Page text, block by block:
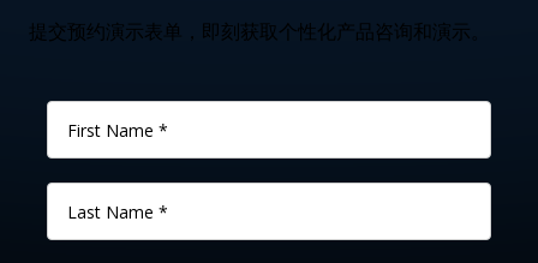
提交预约演示表单，即刻获取个性化产品咨询和演示。